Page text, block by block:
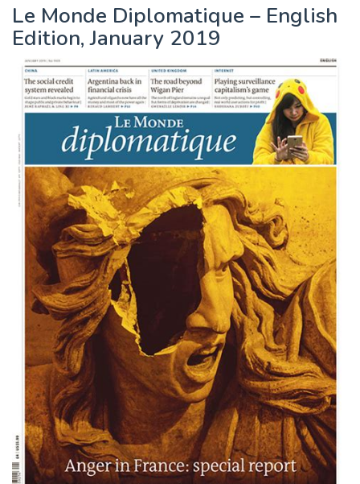
Le Monde Diplomatique – English
Edition, January 2019